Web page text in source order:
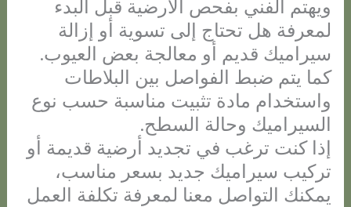
ويهتم الفني بفحص الأرضية قبل البدء
لمعرفة هل تحتاج إلى تسوية أو إزالة
سيراميك قديم أو معالجة بعض العيوب.
كما يتم ضبط الفواصل بين البلاطات
واستخدام مادة تثبيت مناسبة حسب نوع
السيراميك وحالة السطح.
إذا كنت ترغب في تجديد أرضية قديمة أو
تركيب سيراميك جديد بسعر مناسب،
يمكنك التواصل معنا لمعرفة تكلفة العمل